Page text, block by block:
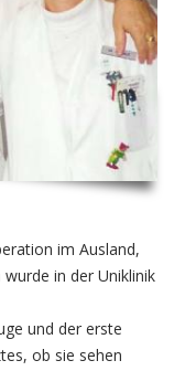
im Ausland,
in der Uniklinik
und der erste
ob sie sehen